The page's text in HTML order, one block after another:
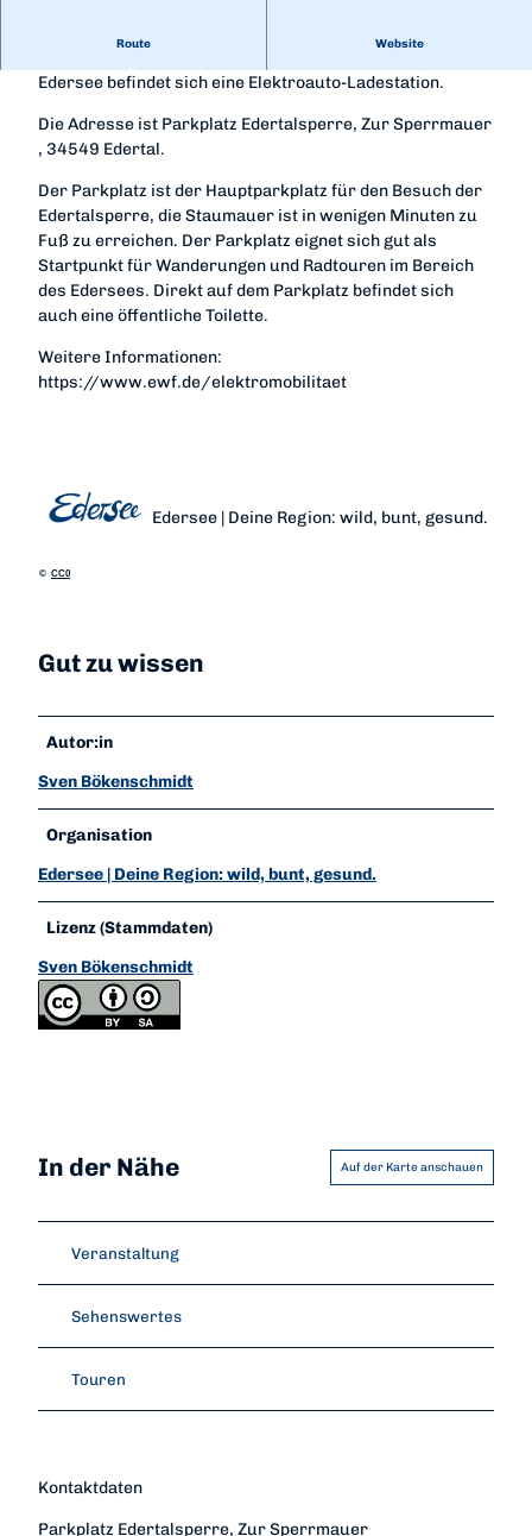
Route Website
Edersee befindet sich eine Elektroauto-Ladestation.
Die Adresse ist Parkplatz Edertalsperre, Zur Sperrmauer
, 34549 Edertal.
Der Parkplatz ist der Hauptparkplatz für den Besuch der
Edertalsperre, die Staumauer ist in wenigen Minuten zu
Fuß zu erreichen. Der Parkplatz eignet sich gut als
Startpunkt für Wanderungen und Radtouren im Bereich
des Edersees. Direkt auf dem Parkplatz befindet sich
auch eine öffentliche Toilette.
Weitere Informationen:
https://www.ewf.de/elektromobilitaet
© CC0
Edersee | Deine Region: wild, bunt, gesund.
Gut zu wissen
Autor:in
Sven Bökenschmidt
Organisation
Edersee | Deine Region: wild, bunt, gesund.
Lizenz (Stammdaten)
Sven Bökenschmidt
In der Nähe Auf der Karte anschauen
Veranstaltung
Sehenswertes
Touren
Kontaktdaten
Parkplatz Edertalsperre, Zur Sperrmauer